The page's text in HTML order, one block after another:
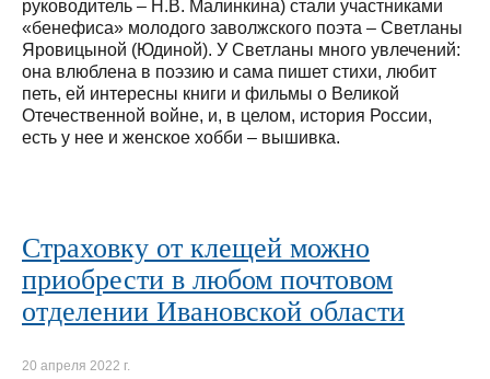
руководитель – Н.В. Малинкина) стали участниками
«бенефиса» молодого заволжского поэта – Светланы
Яровицыной (Юдиной). У Светланы много увлечений:
она влюблена в поэзию и сама пишет стихи, любит
петь, ей интересны книги и фильмы о Великой
Отечественной войне, и, в целом, история России,
есть у нее и женское хобби – вышивка.
Страховку от клещей можно
приобрести в любом почтовом
отделении Ивановской области
20 апреля 2022 г.